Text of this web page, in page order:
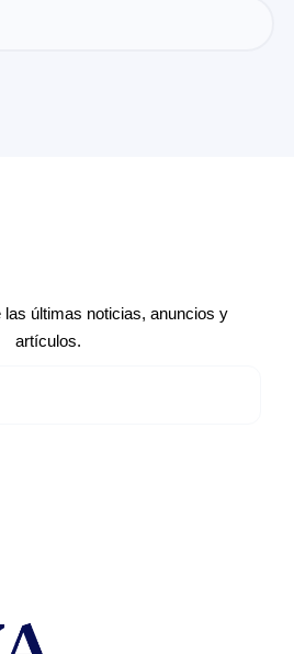
las últimas noticias, anuncios y
artículos.